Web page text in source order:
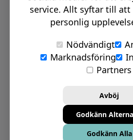
© Signmakerr 2022 -
Integritetspolicy
Ansvarsfullt
Bolagsinformation
service. Allt syftar till att
personlig
Nödvändigt
Marknadsföring
Partners
Avböj
Godkänn
Godkänn Alla